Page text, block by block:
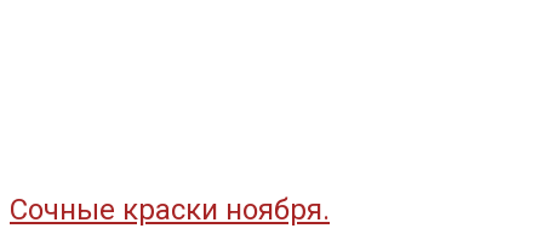
Сочные краски ноября.